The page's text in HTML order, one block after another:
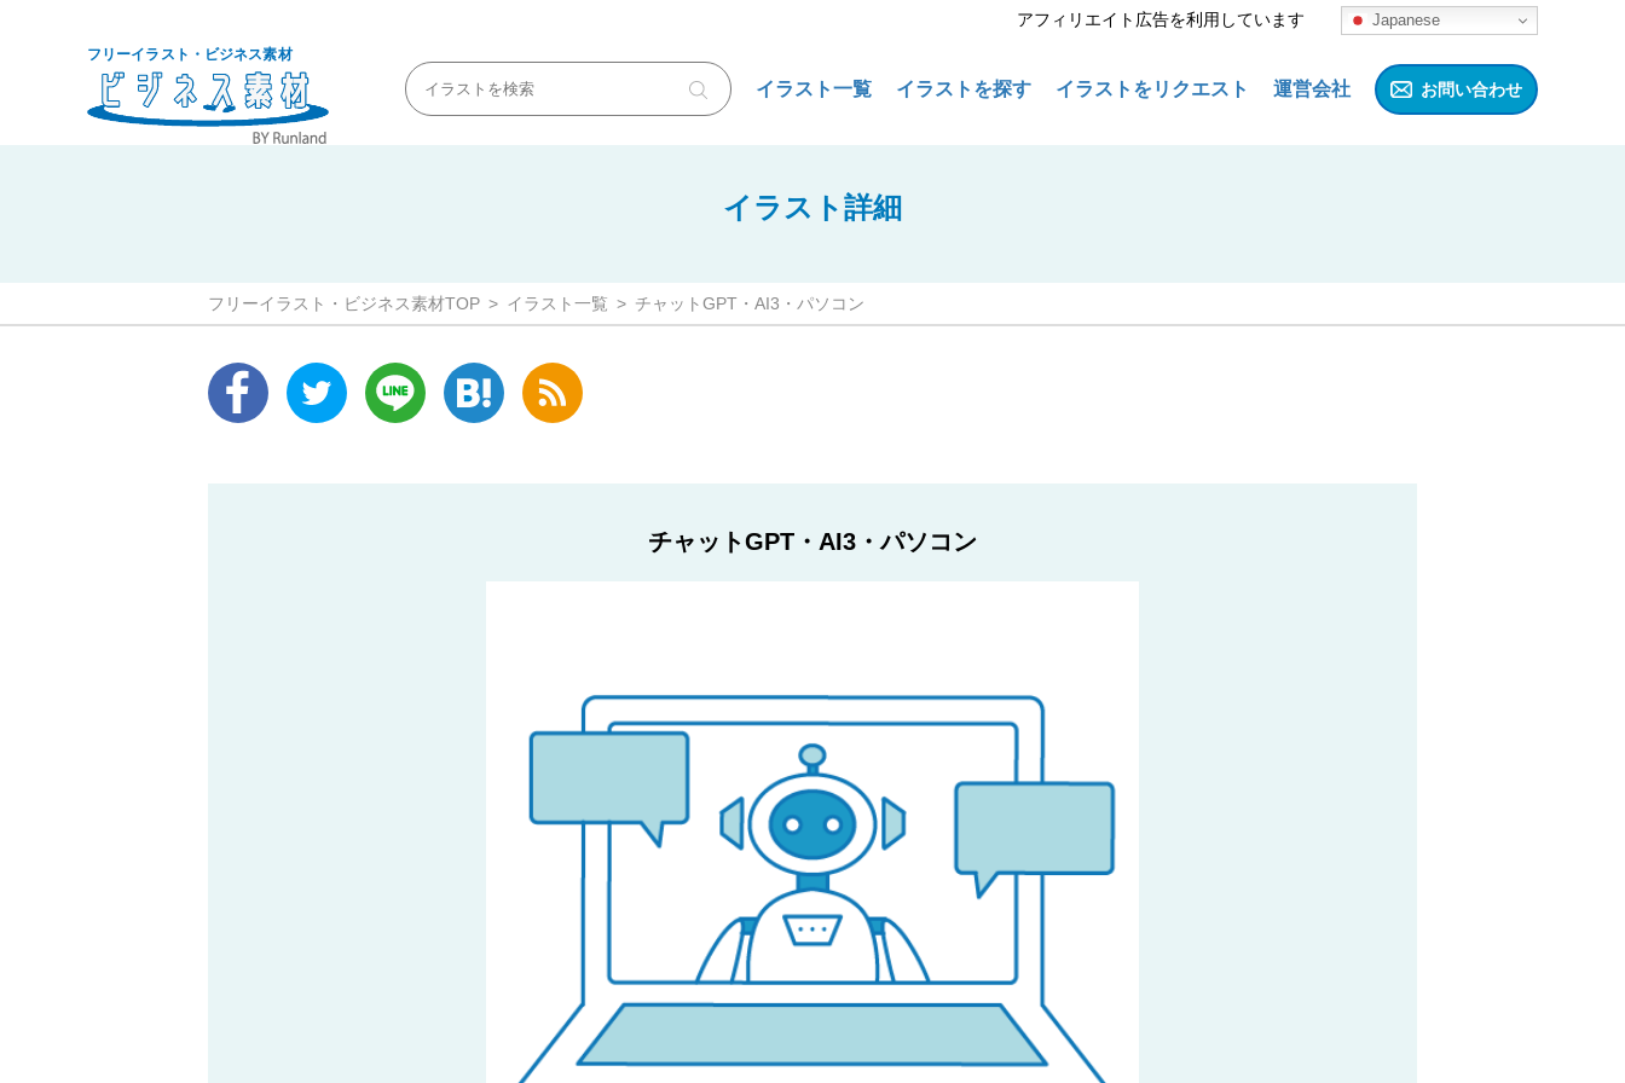
アフィリエイト広告を利用しています Japanese
フリーイラスト・ビジネス素材
イラスト一覧 イラストを探す イラストをリクエスト 運営会社 お問い合わせ
イラスト詳細
フリーイラスト・ビジネス素材TOP イラスト一覧 チャットGPT・AI3・パソコン
チャットGPT・AI3・パソコン